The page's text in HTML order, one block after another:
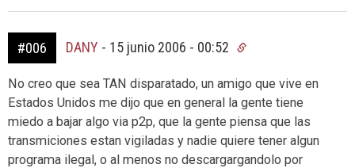
#006 DANY - 15 junio 2006 - 00:52
No creo que sea TAN disparatado, un amigo que vive en
Estados Unidos me dijo que en general la gente tiene
miedo a bajar algo via p2p, que la gente piensa que las
transmiciones estan vigiladas y nadie quiere tener algun
programa ilegal, o al menos no descargargandolo por